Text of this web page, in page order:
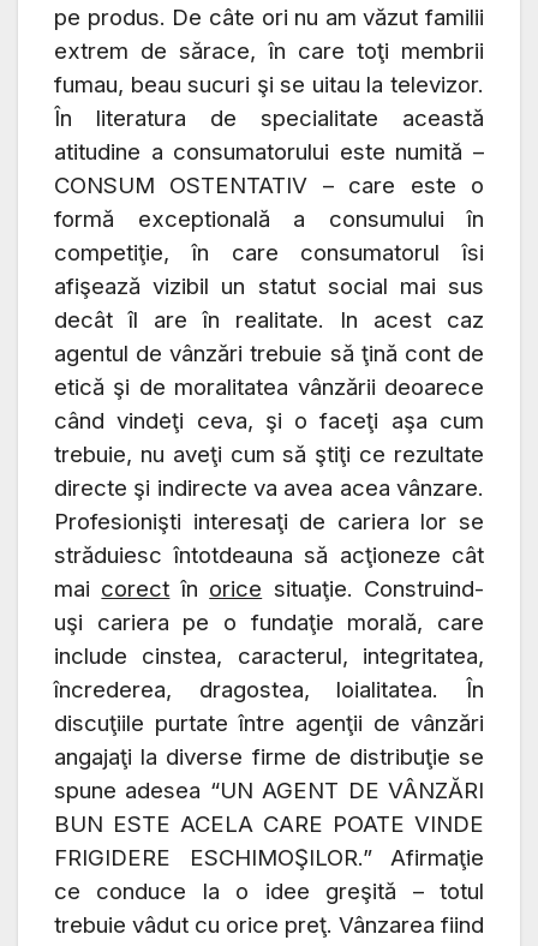
pe produs. De câte ori nu am văzut familii
extrem de sărace, în care toţi membrii
fumau, beau sucuri şi se uitau la televizor.
În literatura de specialitate această
atitudine a consumatorului este numită –
CONSUM OSTENTATIV – care este o
formă exceptională a consumului în
competiţie, în care consumatorul îsi
afişează vizibil un statut social mai sus
decât îl are în realitate. In acest caz
agentul de vânzări trebuie să ţină cont de
etică şi de moralitatea vânzării deoarece
când vindeţi ceva, şi o faceţi aşa cum
trebuie, nu aveţi cum să ştiţi ce rezultate
directe şi indirecte va avea acea vânzare.
Profesionişti interesaţi de cariera lor se
străduiesc întotdeauna să acţioneze cât
mai corect în orice situaţie. Construind-
uşi cariera pe o fundaţie morală, care
include cinstea, caracterul, integritatea,
încrederea, dragostea, loialitatea.
În
discuţiile purtate între agenţii de vânzări
angajaţi la diverse firme de distribuţie se
spune adesea “UN AGENT DE VÂNZĂRI
BUN ESTE ACELA CARE POATE VINDE
FRIGIDERE ESCHIMOŞILOR.” Afirmaţie
ce conduce la o idee greşită – totul
trebuie vâdut cu orice preţ. Vânzarea fiind